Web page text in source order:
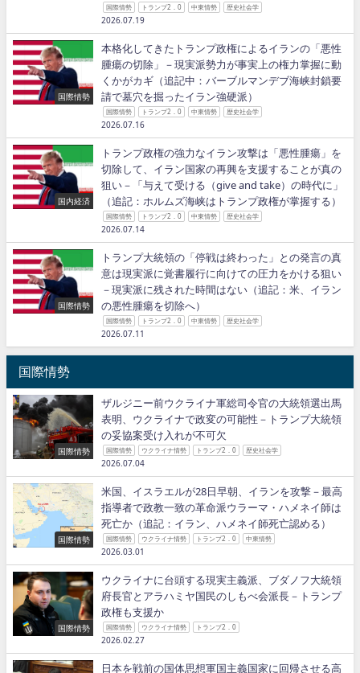
国際情勢 トランプ2．0 中東情勢 歴史社会学
2026.07.19
国際情勢
本格化してきたトランプ政権によるイランの「悪性
腫瘍の切除」－現実派勢力が事実上の権力掌握に動
くかがカギ（追記中：バーブルマンデブ海峡封鎖要
請で墓穴を掘ったイラン強硬派）
国際情勢 トランプ2．0 中東情勢 歴史社会学
2026.07.16
国内経済
トランプ政権の強力なイラン攻撃は「悪性腫瘍」を
切除して、イラン国家の再興を支援することが真の
狙い－「与えて受ける（give and take）の時代に」
（追記：ホルムズ海峡はトランプ政権が掌握する）
国際情勢 トランプ2．0 中東情勢 歴史社会学
2026.07.14
国際情勢
トランプ大統領の「停戦は終わった」との発言の真
意は現実派に覚書履行に向けての圧力をかける狙い
－現実派に残された時間はない（追記：米、イラン
の悪性腫瘍を切除へ）
国際情勢 トランプ2．0 中東情勢 歴史社会学
2026.07.11
国際情勢
国際情勢
ザルジニー前ウクライナ軍総司令官の大統領選出馬
表明、ウクライナで政変の可能性－トランプ大統領
の妥協案受け入れが不可欠
国際情勢 ウクライナ情勢 トランプ2．0 歴史社会学
2026.07.04
国際情勢
米国、イスラエルが28日早朝、イランを攻撃－最高
指導者で政教一致の革命派ウラーマ・ハメネイ師は
死亡か（追記：イラン、ハメネイ師死亡認める）
国際情勢 ウクライナ情勢 トランプ2．0 中東情勢
2026.03.01
国際情勢
ウクライナに台頭する現実主義派、ブダノフ大統領
府長官とアラハミヤ国民のしもべ会派長－トランプ
政権も支援か
国際情勢 ウクライナ情勢 トランプ2．0
2026.02.27
日本を戦前の国体思想軍国主義国家に回帰させる高